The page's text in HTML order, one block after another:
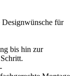
für
bis hin zur
-